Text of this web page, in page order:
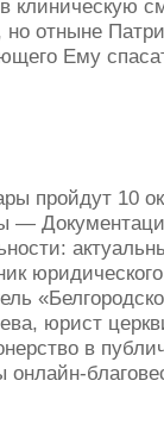
клиническую
отныне
Ему
пройдут 10
—
юрист
в
онлайн-